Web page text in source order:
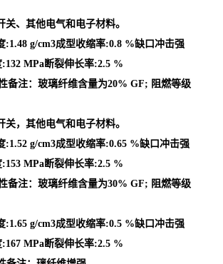
关、其他电气和电子材料。
:1.48 g/cm3成型收缩率:0.8 %缺口冲击强
MPa断裂伸长率:2.5 %
备注：玻璃纤维含量为20% GF; 阻燃等级
关，其他电气和电子材料。
:1.52 g/cm3成型收缩率:0.65 %缺口冲击强
MPa断裂伸长率:2.5 %
备注：玻璃纤维含量为30% GF; 阻燃等级
:1.65 g/cm3成型收缩率:0.5 %缺口冲击强
MPa断裂伸长率:2.5 %